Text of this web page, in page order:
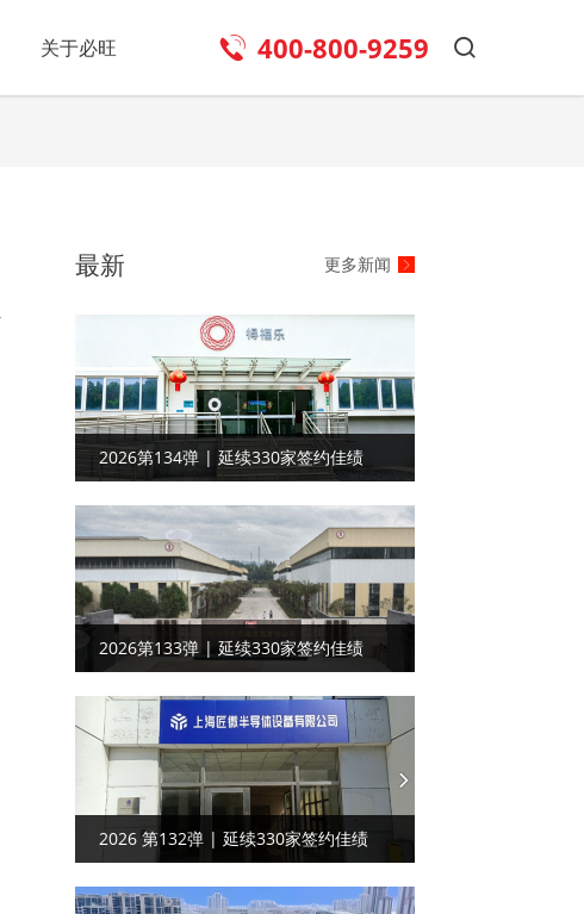
关于必旺 400-800-9259
最新 更多新闻
2026第134弹 | 延续330家签约佳绩
——江苏食品行业客户合作工厂目视化
2026第133弹 | 延续330家签约佳绩
——四川高精度齿轮‌‌客户达成工厂目视
化合作
2026 第132弹 | 延续330家签约佳绩
——上海半导体设备行业客户达成工厂
目视化合作